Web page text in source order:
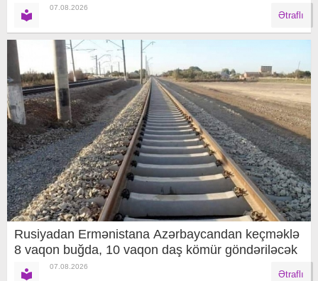
07.08.2026
Ətraflı
Rusiyadan Ermənistana Azərbaycandan keçməklə
8 vaqon buğda, 10 vaqon daş kömür göndəriləcək
07.08.2026
Ətraflı